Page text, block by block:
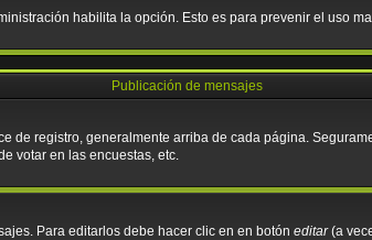
habilita la opción. Esto es para prevenir el uso
Publicación de mensajes
de registro, generalmente arriba de cada página.
votar en las encuestas, etc.
Para editarlos debe hacer clic en en botón editar(a